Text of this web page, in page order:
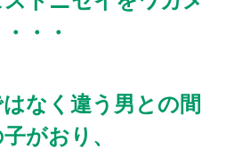
・・
なく違う男との間
がおり、